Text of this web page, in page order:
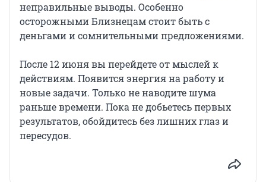
неправильные выводы. Особенно
осторожными Близнецам стоит быть с
деньгами и сомнительными предложениями.
После 12 июня вы перейдете от мыслей к
действиям. Появится энергия на работу и
новые задачи. Только не наводите шума
раньше времени. Пока не добьетесь первых
результатов, обойдитесь без лишних глаз и
пересудов.